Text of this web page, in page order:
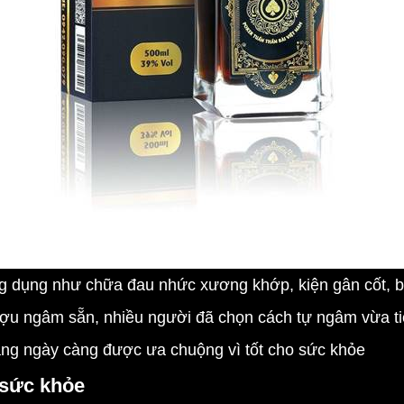
như chữa đau nhức xương khớp, kiện gân cốt,
ngâm sẵn, nhiều người đã chọn cách tự ngâm vừa
ngày càng được ưa chuộng vì tốt cho sức khỏe
khỏe